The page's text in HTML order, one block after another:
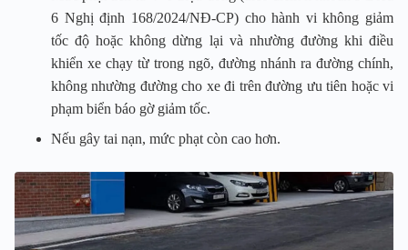
6 Nghị định 168/2024/NĐ-CP) cho hành vi không giảm
tốc độ hoặc không dừng lại và nhường đường khi điều
khiển xe chạy từ trong ngõ, đường nhánh ra đường chính,
không nhường đường cho xe đi trên đường ưu tiên hoặc vi
phạm biển báo gờ giảm tốc.
Nếu gây tai nạn, mức phạt còn cao hơn.